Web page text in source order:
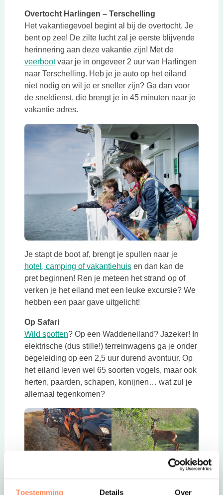
Toestemming Details Over
Overtocht Harlingen – Terschelling
Het vakantiegevoel begint al bij de overtocht. Je
bent op zee! De zilte lucht zal je eerste blijvende
herinnering aan deze vakantie zijn! Met de
veerbootDeze link opent in een nieuwe tab
vaar je in ongeveer 2 uur van Harlingen
naar Terschelling. Heb je je auto op het eiland
niet nodig en wil je er sneller zijn? Ga dan voor
de sneldienst, die brengt je in 45 minuten naar je
vakantie adres.
Je stapt de boot af, brengt je spullen naar je
hotel, camping of vakantiehuisDeze link opent in een
en dan kan de
pret beginnen! Ren je meteen het strand op of
verken je het eiland met een leuke excursie? We
hebben een paar gave uitgelicht!
Op Safari
Wild spottenDeze link opent in een nieuwe tab
? Op een Waddeneiland? Jazeker! In
elektrische (dus stille!) terreinwagens ga je onder
begeleiding op een 2,5 uur durend avontuur. Op
het eiland leven wel 65 soorten vogels, maar ook
herten, paarden, schapen, konijnen… wat zul je
allemaal tegenkomen?
Garnalen vissen en Zeehonden spotten
Je kuntverschillende boottochten Deze link opent in
boeken om op